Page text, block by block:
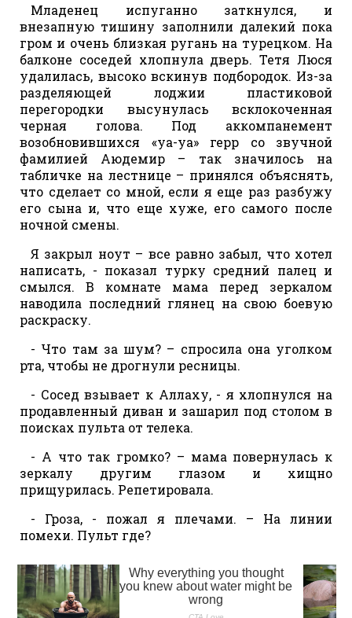
Младенец испуганно заткнулся, и
внезапную тишину заполнили далекий пока
гром и очень близкая ругань на турецком. На
балконе соседей хлопнула дверь. Тетя Люся
удалилась, высоко вскинув подбородок. Из-за
разделяющей лоджии пластиковой
перегородки высунулась всклокоченная
черная голова. Под аккомпанемент
возобновившихся «уа-уа» герр со звучной
фамилией Аюдемир – так значилось на
табличке на лестнице – принялся объяснять,
что сделает со мной, если я еще раз разбужу
его сына и, что еще хуже, его самого после
ночной смены.
Я закрыл ноут – все равно забыл, что хотел
написать, - показал турку средний палец и
смылся. В комнате мама перед зеркалом
наводила последний глянец на свою боевую
раскраску.
- Что там за шум? – спросила она уголком
рта, чтобы не дрогнули ресницы.
- Сосед взывает к Аллаху, - я хлопнулся на
продавленный диван и зашарил под столом в
поисках пульта от телека.
- А что так громко? – мама повернулась к
зеркалу другим глазом и хищно
прищурилась. Репетировала.
- Гроза, - пожал я плечами. – На линии
помехи. Пульт где?